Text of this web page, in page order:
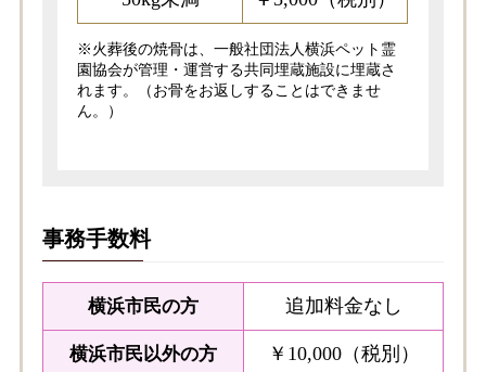
※火葬後の焼骨は、一般社団法人横浜ペット霊
園協会が管理・運営する共同埋蔵施設に埋蔵さ
れます。（お骨をお返しすることはできませ
ん。）
事務手数料
横浜市民の方 追加料金なし
横浜市民以外の方 ￥10,000（税別）